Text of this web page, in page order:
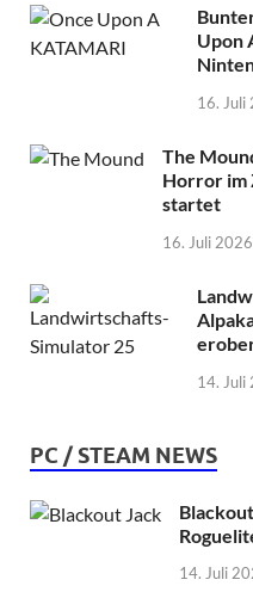
Upon
16. Juli
The
Horror im
startet
16. Juli 2026
14. Juli
PC / STEAM NEWS
14. Juli